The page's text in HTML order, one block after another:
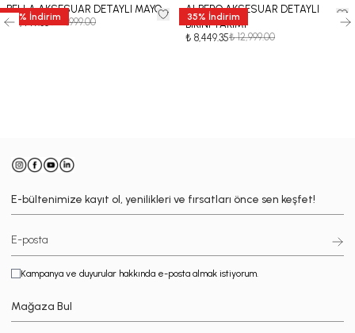
35 % İndirim
BELLA AKSESUAR DETAYLI MAYO
₺ 8,449.35 ₺ 12,999.00 35% İndirim
ALBERO AKSESUAR DETAYLI
BİKİNİ TAKIMI
₺ 8,449.35₺ 12,999.00
E-bültenimize kayıt ol, yenilikleri ve fırsatları önce sen keşfet!
Kampanya ve duyurular hakkında e-posta almak istiyorum.
Mağaza Bul